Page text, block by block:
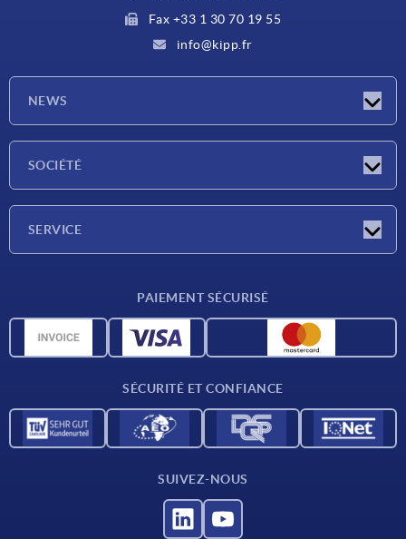
Fax +33 1 30 70 19 55
info@kipp.fr
NEWS
SOCIÉTÉ
SERVICE
Données CAO
PAIEMENT SÉCURISÉ
SÉCURITÉ ET CONFIANCE
SUIVEZ-NOUS